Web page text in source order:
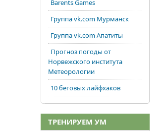
Barents Games
Группа vk.com Мурманск
Группа vk.com Апатиты
Прогноз погоды от
Норвежского института
Метеорологии
10 беговых лайфхаков
ТРЕНИРУЕМ УМ